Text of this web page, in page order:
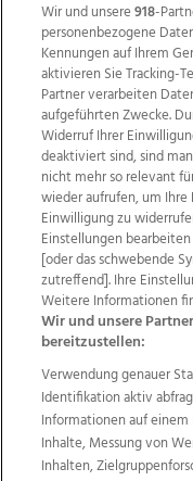
Wir über uns
Datenschutz
AGB Website
Weitere
TV1 di-mog-
Life Radio
OÖN Karriere
Wir und unsere918-
personenbezogene
Kennungen auf Ihrem
aktivieren Sie Tracking-
Partner verarbeiten
aufgeführten Zwecke.
Widerruf Ihrer
deaktiviert sind, sind
nicht mehr so relevant
wieder aufrufen, um Ihre
Einwilligung zu
Einstellungen
[oder das schwebende
zutreffend]. Ihre
Weitere Informationen
Wir und unsere
bereitzustellen:
Verwendung genauer
Identifikation aktiv
Informationen auf einem
Inhalte, Messung von
Inhalten,